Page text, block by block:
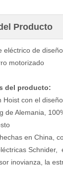
Producto
eléctrico de
motorizado
del producto:
Hoist con el
de Alemania,
en China,
Schnider,
inovianza, la